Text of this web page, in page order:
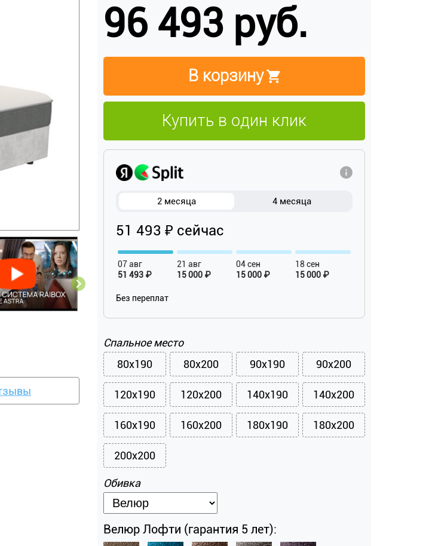
96 493 руб.
В корзину
Купить в один клик
2 месяца 4 месяца
51 493 ₽ сейчас
07 авг
51 493 ₽
21 авг
15 000 ₽
04 сен
15 000 ₽
18 сен
15 000 ₽
Без переплат
Спальное место
80x190
80x200 90x190 90x200
120x190 120x200 140x190 140x200
160x190 160x200 180x190 180x200
200x200
Обивка
Велюр Лофти (гарантия 5 лет):